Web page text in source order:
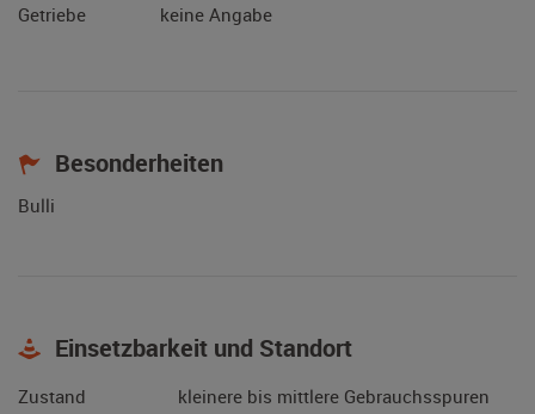
Getriebe
keine Angabe
Besonderheiten
Bulli
Einsetzbarkeit und Standort
Zustand
kleinere bis mittlere Gebrauchsspuren